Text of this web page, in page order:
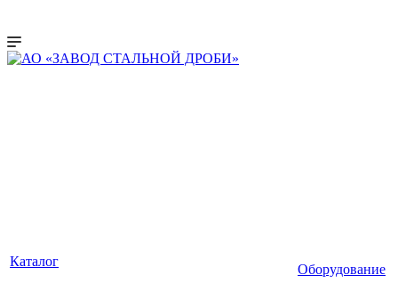
Каталог
Оборудование